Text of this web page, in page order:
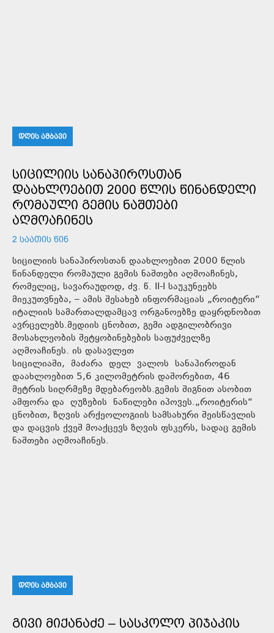
ᲓᲦᲘᲡ ᲐᲛᲑᲐᲕᲘ
ᲡᲘᲪᲘᲚᲘᲘᲡ ᲡᲐᲜᲐᲞᲘᲠᲝᲡᲗᲐᲜ
ᲓᲐᲐᲮᲚᲝᲔᲑᲘᲗ 2000 ᲬᲚᲘᲡ ᲬᲘᲜᲐᲜᲓᲔᲚᲘ
ᲠᲝᲛᲐᲣᲚᲘ ᲒᲔᲛᲘᲡ ᲜᲐᲨᲗᲔᲑᲘ
ᲐᲦᲛᲝᲐᲩᲘᲜᲔᲡ
2 ᲡᲐᲐᲗᲘᲡ ᲬᲘᲜ
სიცილიის სანაპიროსთან დაახლოებით 2000 წლის
წინანდელი რომაული გემის ნაშთები აღმოაჩინეს,
რომელიც, სავარაუდოდ, ძვ. წ. II-I საუკუნეებს
მიეკუთვნება, – ამის შესახებ ინფორმაციას „როიტერი“
იტალიის სამართალდამცავ ორგანოებზე დაყრდნობით
ავრცელებს.მედიის ცნობით, გემი ადგილობრივი
მოსახლეობის შეტყობინებების საფუძველზე
აღმოაჩინეს. ის დასავლეთ
სიცილიაში, მაძარა დელ ვალოს სანაპიროდან
დაახლოებით 5,6 კილომეტრის დაშორებით, 46
მეტრის სიღრმეზე მდებარეობს.გემის შიგნით ასობით
ამფორა და ღუზების ნაწილები იპოვეს.„როიტერის“
ცნობით, ზღვის არქეოლოგიის სამსახური შეისწავლის
და დაცვის ქვეშ მოაქცევს ზღვის ფსკერს, სადაც გემის
ნაშთები აღმოაჩინეს.
ᲓᲦᲘᲡ ᲐᲛᲑᲐᲕᲘ
ᲒᲘᲕᲘ ᲛᲘᲥᲐᲜᲐᲫᲔ – ᲡᲐᲡᲙᲝᲚᲝ ᲞᲘᲯᲐᲙᲘᲡ